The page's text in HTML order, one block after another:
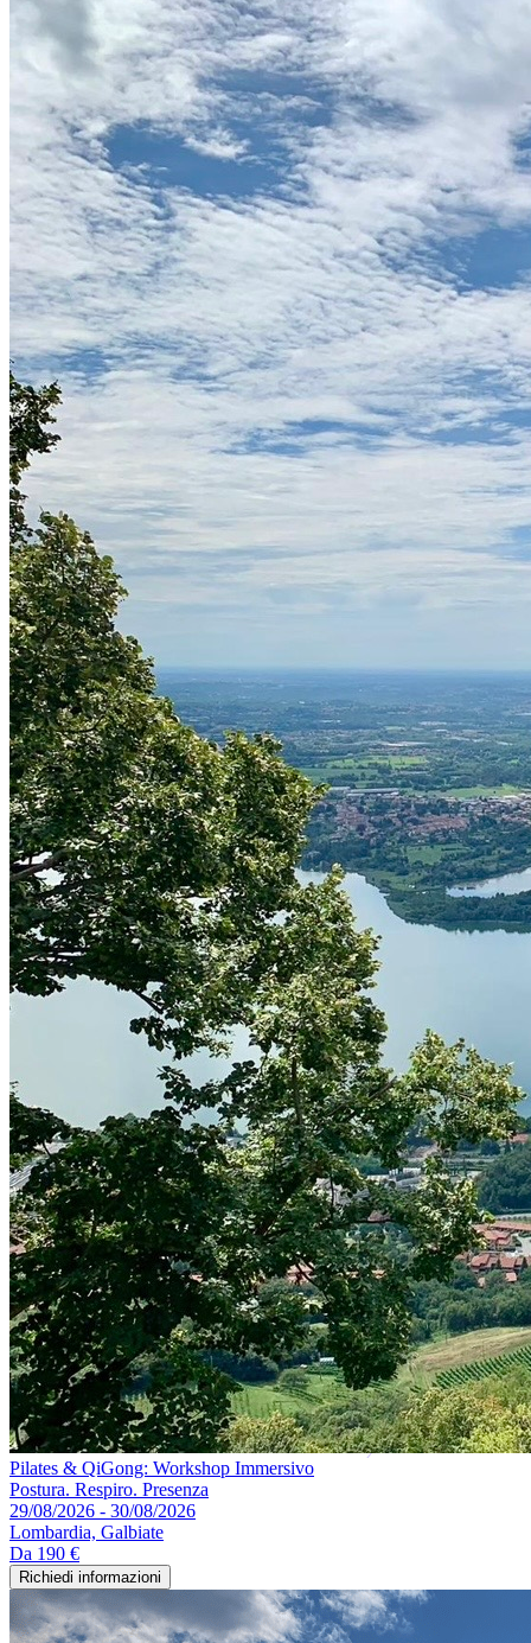
Pilates & QiGong: Workshop Immersivo
Postura. Respiro. Presenza
29/08/2026 - 30/08/2026
Lombardia, Galbiate
Da 190 €
Richiedi informazioni